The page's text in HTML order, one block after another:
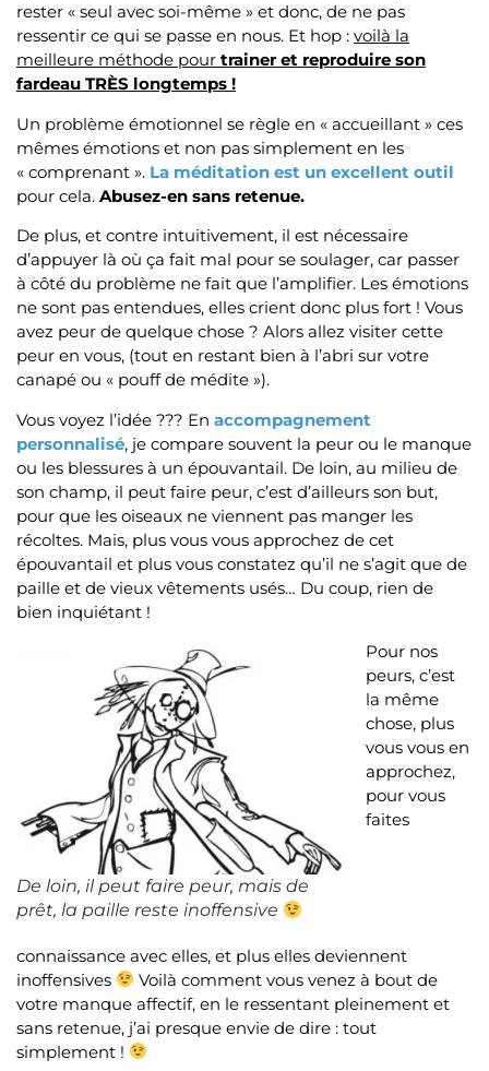
rester « seul avec soi-même » et donc, de ne pas
ressentir ce qui se passe en nous. Et hop : voilà la
meilleure méthode pour trainer et reproduire son
fardeau TRÈS longtemps !
Un problème émotionnel se règle en « accueillant » ces
mêmes émotions et non pas simplement en les
« comprenant ». La méditation est un excellent outil
pour cela. Abusez-en sans retenue.
De plus, et contre intuitivement, il est nécessaire
d’appuyer là où ça fait mal pour se soulager, car passer
à côté du problème ne fait que l’amplifier. Les émotions
ne sont pas entendues, elles crient donc plus fort ! Vous
avez peur de quelque chose ? Alors allez visiter cette
peur en vous, (tout en restant bien à l’abri sur votre
canapé ou « pouff de médite »).
Vous voyez l’idée ??? En accompagnement
personnalisé, je compare souvent la peur ou le manque
ou les blessures à un épouvantail. De loin, au milieu de
son champ, il peut faire peur, c’est d’ailleurs son but,
pour que les oiseaux ne viennent pas manger les
récoltes. Mais, plus vous vous approchez de cet
épouvantail et plus vous constatez qu’il ne s’agit que de
paille et de vieux vêtements usés… Du coup, rien de
bien inquiétant !
De loin, il peut faire peur, mais de
prêt, la paille reste inoffensive
Pour nos
peurs, c’est
la même
chose, plus
vous vous en
approchez,
pour vous
faites
connaissance avec elles, et plus elles deviennent
inoffensives
Voilà comment vous venez à bout de
votre manque affectif, en le ressentant pleinement et
sans retenue, j’ai presque envie de dire : tout
simplement !